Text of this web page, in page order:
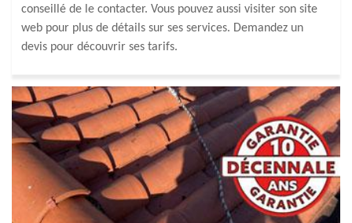
conseillé de le contacter. Vous pouvez aussi visiter son site
web pour plus de détails sur ses services. Demandez un
devis pour découvrir ses tarifs.